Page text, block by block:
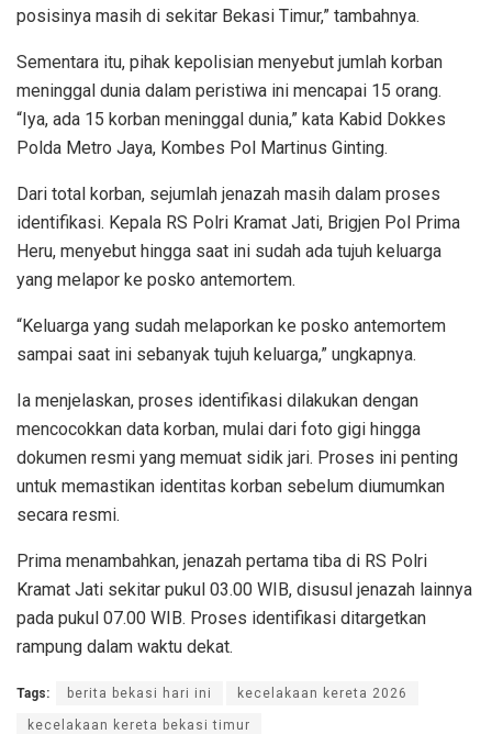
posisinya masih di sekitar Bekasi Timur,” tambahnya.
Sementara itu, pihak kepolisian menyebut jumlah korban
meninggal dunia dalam peristiwa ini mencapai 15 orang.
“Iya, ada 15 korban meninggal dunia,” kata Kabid Dokkes
Polda Metro Jaya, Kombes Pol Martinus Ginting.
Dari total korban, sejumlah jenazah masih dalam proses
identifikasi. Kepala RS Polri Kramat Jati, Brigjen Pol Prima
Heru, menyebut hingga saat ini sudah ada tujuh keluarga
yang melapor ke posko antemortem.
“Keluarga yang sudah melaporkan ke posko antemortem
sampai saat ini sebanyak tujuh keluarga,” ungkapnya.
Ia menjelaskan, proses identifikasi dilakukan dengan
mencocokkan data korban, mulai dari foto gigi hingga
dokumen resmi yang memuat sidik jari. Proses ini penting
untuk memastikan identitas korban sebelum diumumkan
secara resmi.
Prima menambahkan, jenazah pertama tiba di RS Polri
Kramat Jati sekitar pukul 03.00 WIB, disusul jenazah lainnya
pada pukul 07.00 WIB. Proses identifikasi ditargetkan
rampung dalam waktu dekat.
Tags: berita bekasi hari ini kecelakaan kereta 2026
kecelakaan kereta bekasi timur